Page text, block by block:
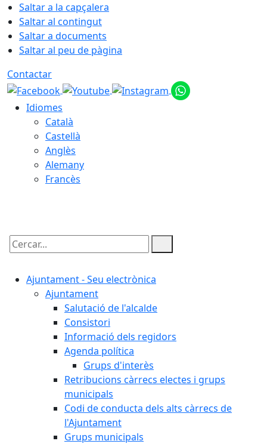
Saltar a la capçalera
Saltar al contingut
Saltar a documents
Saltar al peu de pàgina
Contactar
Idiomes
Català
Castellà
Anglès
Alemany
Francès
Cercar:
Ajuntament - Seu electrònica
Ajuntament
Salutació de l'alcalde
Consistori
Informació dels regidors
Agenda política
Grups d'interès
Retribucions càrrecs electes i grups
municipals
Codi de conducta dels alts càrrecs de
l'Ajuntament
Grups municipals